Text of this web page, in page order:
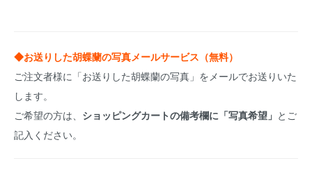
◆お送りした胡蝶蘭の写真メールサービス（無料）
ご注文者様に「お送りした胡蝶蘭の写真」をメールでお送りいた
します。
ご希望の方は、 ショッピングカートの備考欄に「写真希望」 とご
記入ください。